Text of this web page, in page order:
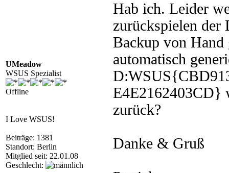
UMeadow
WSUS Spezialist
Offline
I Love WSUS!
Beiträge: 1381
Standort: Berlin
Mitglied seit: 22.01.08
Geschlecht:
Hab ich. Leider
zurückspielen
Backup von
automatisch
E4E2162403CD}
zurück?
Danke & Gruß